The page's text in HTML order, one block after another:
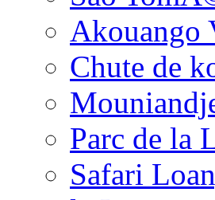
Akouango
Chute de
Parc de la
Safari